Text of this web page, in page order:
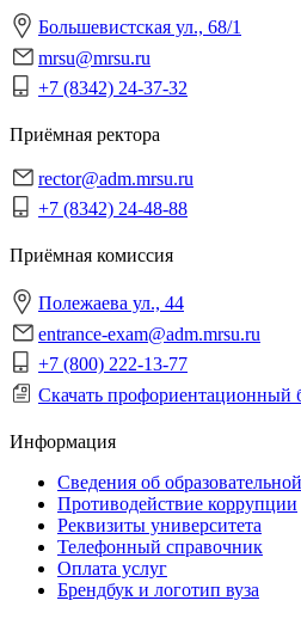
Большевистская ул., 68/1
mrsu@mrsu.ru
+7 (8342) 24-37-32
Приёмная ректора
rector@adm.mrsu.ru
+7 (8342) 24-48-88
Приёмная комиссия
Полежаева ул., 44
entrance-exam@adm.mrsu.ru
+7 (800) 222-13-77
Скачать профориентационный
Информация
Сведения об
Противодействие коррупции
Реквизиты университета
Телефонный справочник
Оплата услуг
Брендбук и логотип вуза